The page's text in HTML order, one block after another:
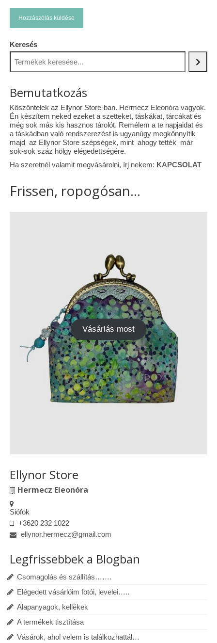
Keresés
Bemutatkozás
Köszöntelek az Ellynor Store-ban. Hermecz Eleonóra vagyok.
Én készítem neked ezeket a szetteket, táskákat, tárcákat és
még sok más kis hasznos tárolót. Remélem a te napjaidat és
a táskádban való rendszerezést is ugyanúgy megkönnyítik
majd az Ellynor Store szépségek, mint ahogy tették már
sok-sok száz hölgy elégedettségére.
Ha szeretnél valamit megvásárolni, írj nekem: KAPCSOLAT
Frissen, ropogósan...
Vásárlás most
Ellynor Store
Hermecz Eleonóra
Siófok
+3620 232 1022
ellynor.hermecz@gmail.com
Legfrissebbek a Blogban
Csomagolás és szállítás…….
Elégedett vásárlóim fotói, levelei…..
Alapanyagok, kellékek
A termékek tisztítása
Vásárok, ahol velem is találkozhattál…